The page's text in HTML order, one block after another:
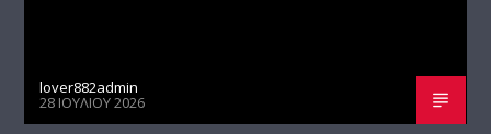
lover882admin
28 ΙΟΥΛΊΟΥ 2026